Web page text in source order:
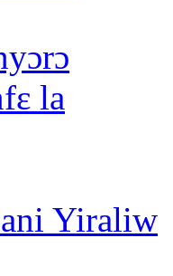
la
Yiraliw